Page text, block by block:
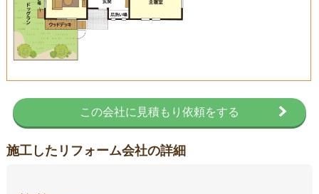
この会社に見積もり依頼をする
施工したリフォーム会社の詳細